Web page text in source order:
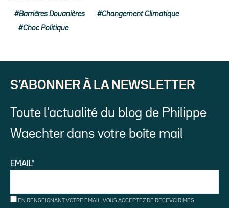
Barrières Douanières Changement Climatique
Choc Politique
S’ABONNER À LA NEWSLETTER
Toute l’actualité du blog de Philippe
Waechter dans votre boîte mail
EMAIL*
EN RENSEIGNANT VOTRE EMAIL, VOUS ACCEPTEZ DE RECEVOIR MES